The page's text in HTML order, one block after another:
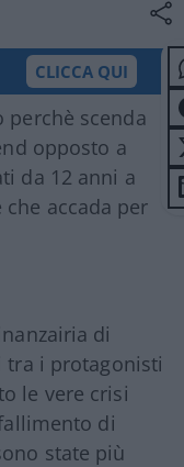
CLICCA QUI
scenda
opposto a
da 12 anni a
accada per
di
tra i protagonisti
le vere crisi
di
state più